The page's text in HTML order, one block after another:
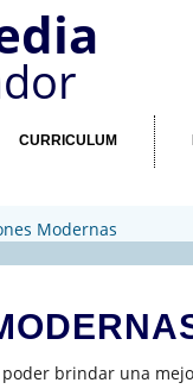
CURRICULUM
Modernas
brindar una